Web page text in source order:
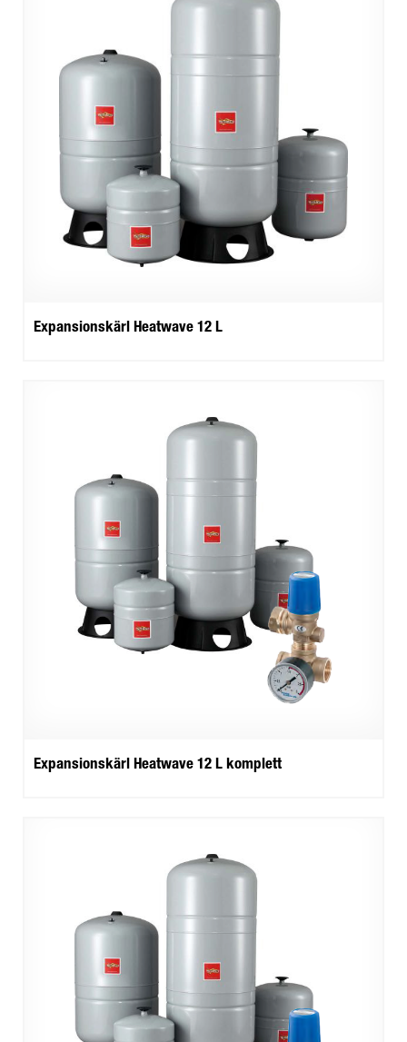
Expansionskärl Heatwave 12 L
Expansionskärl Heatwave 12 L komplett